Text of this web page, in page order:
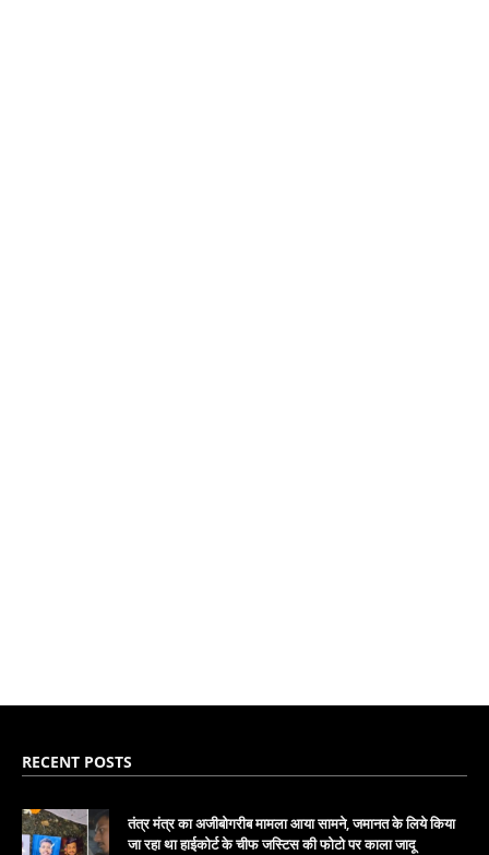
RECENT POSTS
तंत्र मंत्र का अजीबोगरीब मामला आया सामने, जमानत के लिये किया
जा रहा था हाईकोर्ट के चीफ जस्टिस की फोटो पर काला जादू